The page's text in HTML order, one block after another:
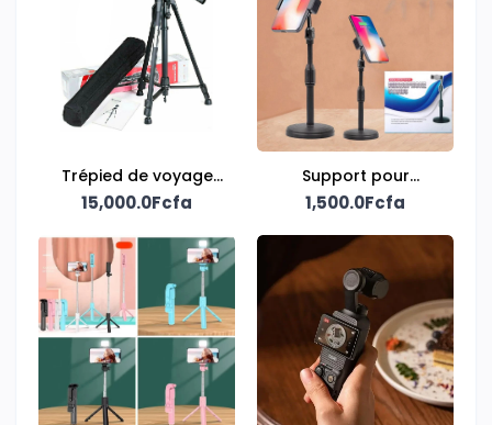
Trépied de voyage
portable
15,000.0Fcfa
Support pour
téléphone
1,500.0Fcfa